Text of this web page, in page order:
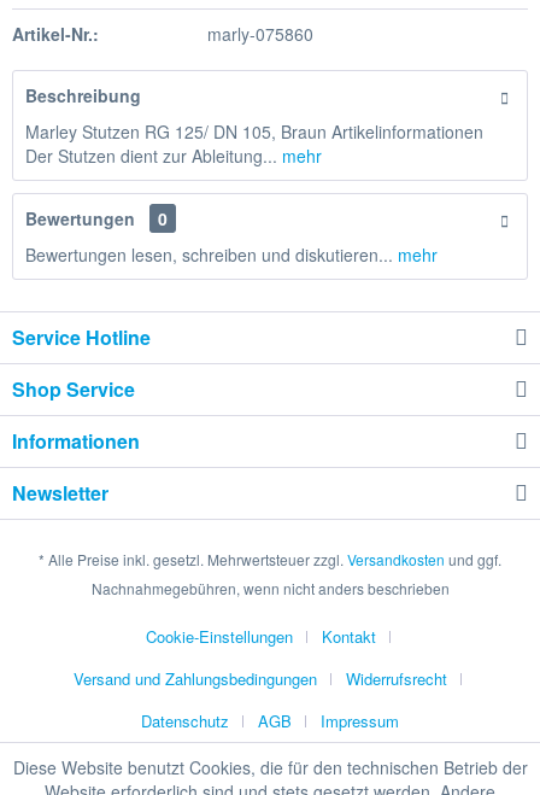
Artikel-Nr.: marly-075860
Beschreibung
Marley Stutzen RG 125/ DN 105, Braun Artikelinformationen
Der Stutzen dient zur Ableitung... mehr
Bewertungen
0
Bewertungen lesen, schreiben und diskutieren... mehr
Service Hotline
Shop Service
Informationen
Newsletter
* Alle Preise inkl. gesetzl. Mehrwertsteuer zzgl. Versandkosten und ggf.
Nachnahmegebühren, wenn nicht anders beschrieben
Cookie-Einstellungen
Kontakt
Versand und Zahlungsbedingungen
Widerrufsrecht
Datenschutz
AGB Impressum
Diese Website benutzt Cookies, die für den technischen Betrieb der